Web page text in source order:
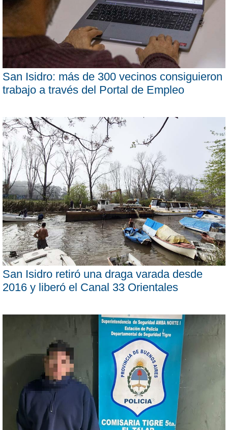
San Isidro: más de 300 vecinos consiguieron
trabajo a través del Portal de Empleo
San Isidro retiró una draga varada desde
2016 y liberó el Canal 33 Orientales